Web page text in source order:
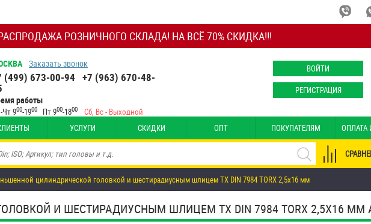
РОЗНИЧНОГО СКЛАДА! НА ВСЁ 70% СКИДКА!!!
Заказать звонок
(499) 673-00-94 +7 (963) 670-48-
работы
Чт 900-1900 Пт 900-1800 Сб, Вс - Выходной
ВОЙТИ
РЕГИСТРАЦИЯ
УСЛУГИ СКИДКИ ОПТ ПОКУПАТЕЛЯМ ОПЛАТА
цилиндрической головкой и шестирадиусным шлицем TX DIN 7984 TORX 2,5х16 мм
И ШЕСТИРАДИУСНЫМ ШЛИЦЕМ TX DIN 7984 TORX 2,5Х16 ММ